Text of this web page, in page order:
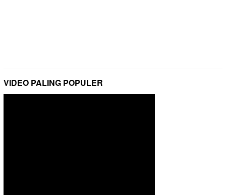
VIDEO PALING POPULER